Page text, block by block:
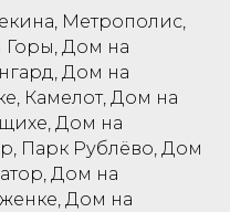
Метрополис,
Дом на
Дом на
Камелот, Дом на
Дом на
Парк Рублёво, Дом
Дом на
Дом на